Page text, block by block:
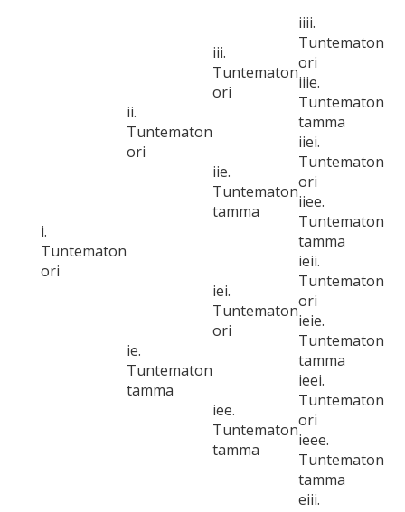
i.
Tuntematon
ori
ii.
Tuntematon
ori
iii.
Tuntematon
ori
iiii.
Tuntematon
ori
iiie.
Tuntematon
tamma
iie.
Tuntematon
tamma
iiei.
Tuntematon
ori
iiee.
Tuntematon
tamma
ie.
Tuntematon
tamma
iei.
Tuntematon
ori
ieii.
Tuntematon
ori
ieie.
Tuntematon
tamma
iee.
Tuntematon
tamma
ieei.
Tuntematon
ori
ieee.
Tuntematon
tamma
eiii.